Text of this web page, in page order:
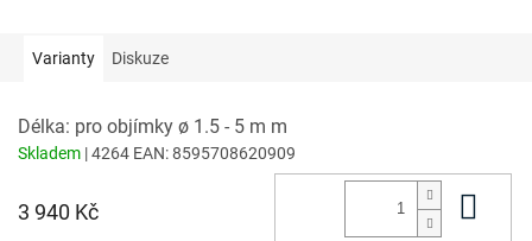
Varianty Diskuze
Délka: pro objímky ø 1.5 - 5 m m
Skladem | 4264 EAN:8595708620909
3 940 Kč